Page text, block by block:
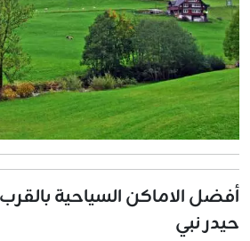
أفضل الاماكن السياحية
حيدر نبي